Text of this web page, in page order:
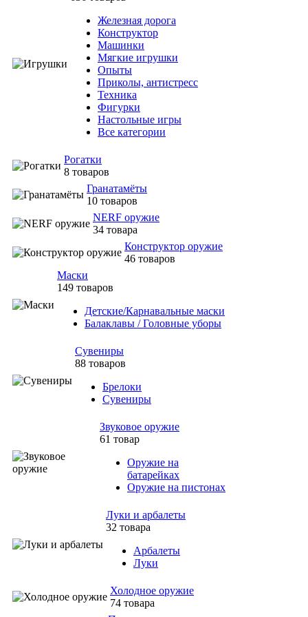
Железная дорога
Конструктор
Машинки
Мягкие игрушки
Опыты
Приколы, антистресс
Техника
Фигурки
Настольные игры
Все категории
Рогатки
8 товаров
Гранатамёты
10 товаров
NERF оружие
34 товара
Конструктор оружие
46 товаров
Маски
149 товаров
Детские/Карнавальные маски
Балаклавы / Головные уборы
Сувениры
88 товаров
Брелоки
Сувениры
Звуковое оружие
61 товар
Оружие на
батарейках
Оружие на пистонах
Луки и арбалеты
32 товара
Арбалеты
Луки
Холодное оружие
74 товара